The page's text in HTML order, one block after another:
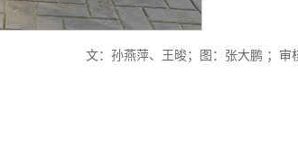
文：孙燕萍、王晙；图：张大鹏 ；审